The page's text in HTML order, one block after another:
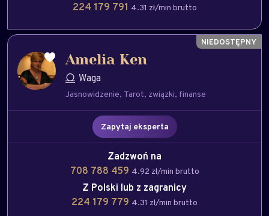
224 179 791 4.31 zł/min brutto
Amelia Ken
Waga
Jasnowidzenie Tarot związki finanse
Zapytaj eksperta
Zadzwoń na
708 788 459 4.92 zł/min brutto
Z Polski lub z zagranicy
224 179 779 4.31 zł/min brutto